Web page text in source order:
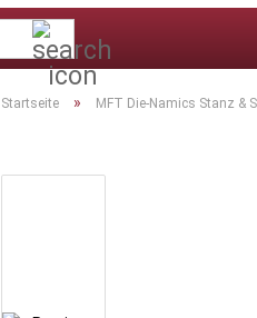
Startseite » MFT Die-Namics Stanz &